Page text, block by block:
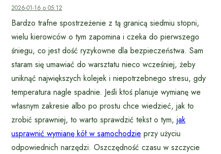
2026-01-16 o 05:12
Bardzo trafne spostrzeżenie z tą granicą siedmiu stopni,
wielu kierowców o tym zapomina i czeka do pierwszego
śniegu, co jest dość ryzykowne dla bezpieczeństwa. Sam
staram się umawiać do warsztatu nieco wcześniej, żeby
uniknąć największych kolejek i niepotrzebnego stresu, gdy
temperatura nagle spadnie. Jeśli ktoś planuje wymianę we
własnym zakresie albo po prostu chce wiedzieć, jak to
zrobić sprawniej, to warto sprawdzić tekst o tym, jak
usprawnić wymianę kół w samochodzie przy użyciu
odpowiednich narzędzi. Oszczędność czasu w szczycie